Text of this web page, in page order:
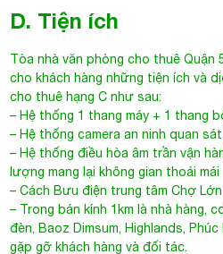
D. Tiện ích
Tòa nhà văn phòng cho thuê Quận
cho khách hàng những tiện ích và
cho thuê hạng C như sau:
– Hệ thống 1 thang máy + 1 thang
– Hệ thống camera an ninh quan
– Hệ thống điều hòa âm trần vận
lượng mang lại không gian thoải mái
– Cách Bưu điện trung tâm Chợ Lớn
– Trong bán kính 1km là nhà hàng,
đèn, Baoz Dimsum, Highlands,
gặp gỡ khách hàng và đối tác.